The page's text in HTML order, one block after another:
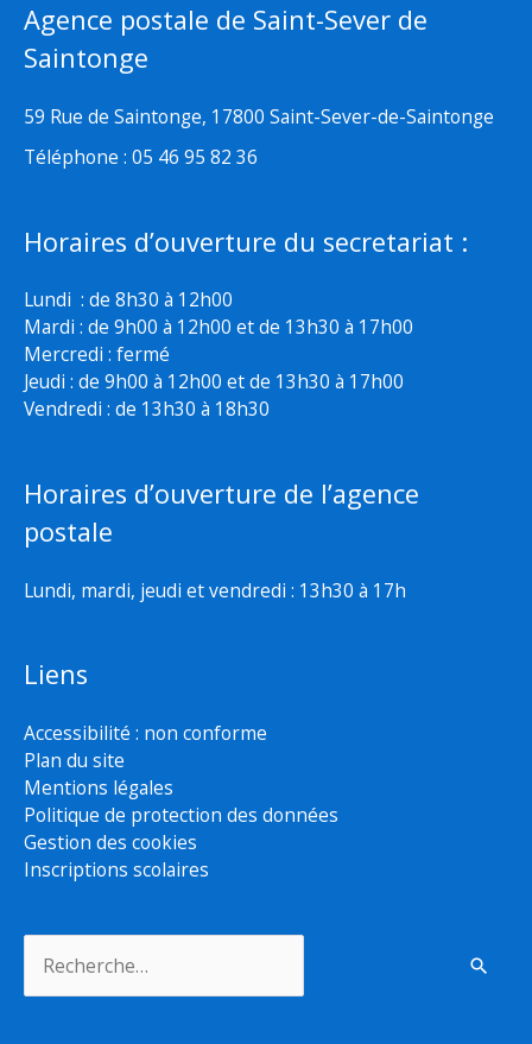
Agence postale de Saint-Sever de
Saintonge
59 Rue de Saintonge, 17800 Saint-Sever-de-Saintonge
Téléphone : 05 46 95 82 36
Horaires d’ouverture du secretariat :
Lundi : de 8h30 à 12h00
Mardi : de 9h00 à 12h00 et de 13h30 à 17h00
Mercredi : fermé
Jeudi : de 9h00 à 12h00 et de 13h30 à 17h00
Vendredi : de 13h30 à 18h30
Horaires d’ouverture de l’agence
postale
Lundi, mardi, jeudi et vendredi : 13h30 à 17h
Liens
Accessibilité : non conforme
Plan du site
Mentions légales
Politique de protection des données
Gestion des cookies
Inscriptions scolaires